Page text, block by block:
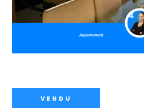
VENDU